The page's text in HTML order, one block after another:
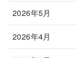
2026年5月
2026年4月